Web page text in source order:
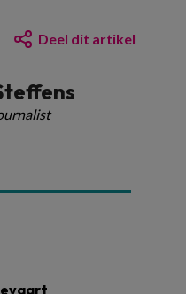
Deel dit artikel